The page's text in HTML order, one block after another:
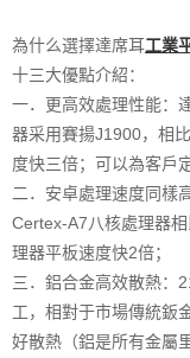
為什么選擇達席耳工業
十三大優點介紹：
一．更高效處理性能：
器采用賽揚J1900，相
度快三倍；可以為客戶
二．安卓處理速度同樣
Certex-A7八核處理器
理器平板速度快2倍；
三．鋁合金高效散熱：
工，相對于市場傳統鈑
好散熱（鋁是所有金屬